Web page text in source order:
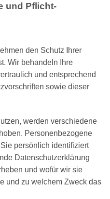
und Pflicht­
den Schutz Ihrer
Wir behandeln Ihre
und entsprechend
sowie dieser
werden verschiedene
Personenbezogene
persönlich identifiziert
Datenschutzerklärung
und wofür wir sie
und zu welchem Zweck das